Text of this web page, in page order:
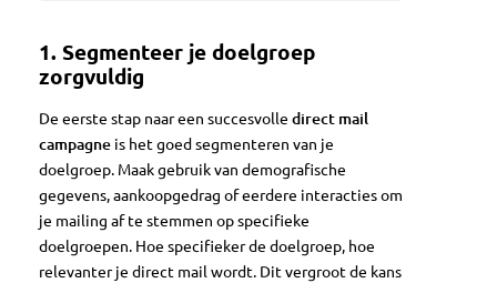
1. Segmenteer je doelgroep
zorgvuldig
De eerste stap naar een succesvolle direct mail
campagne is het goed segmenteren van je
doelgroep. Maak gebruik van demografische
gegevens, aankoopgedrag of eerdere interacties om
je mailing af te stemmen op specifieke
doelgroepen. Hoe specifieker de doelgroep, hoe
relevanter je direct mail wordt. Dit vergroot de kans